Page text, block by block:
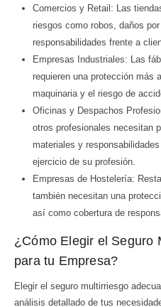
Comercios y Retail: Las
riesgos como robos, daños
responsabilidades frente a
Empresas Industriales: Las
requieren una protección más
maquinaria y el riesgo de
Oficinas y Despachos
otros profesionales necesitan
materiales y
ejercicio de su profesión.
Empresas de Hostelería:
también necesitan una
así como cobertura de
¿Cómo Elegir el Seguro
para tu Empresa?
Elegir el seguro multirriesgo
análisis detallado de tus